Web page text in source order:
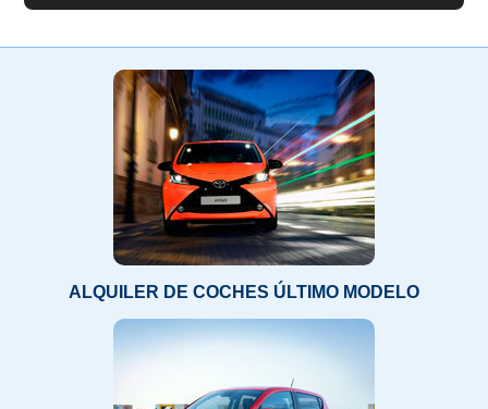
ALQUILER DE COCHES ÚLTIMO MODELO